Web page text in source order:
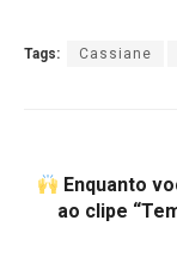
Tags: Cassiane
Enquanto
ao clipe